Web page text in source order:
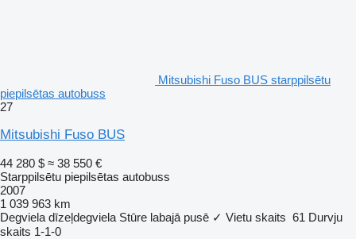
Mitsubishi Fuso BUS starppilsētu
piepilsētas autobuss
27
Mitsubishi Fuso BUS
44 280 $ ≈ 38 550 €
Starppilsētu piepilsētas autobuss
2007
1 039 963 km
Degviela dīzeļdegviela Stūre labajā pusē ✓ Vietu skaits 61 Durvju
skaits 1-1-0